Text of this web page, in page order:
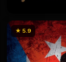
★ 5.9